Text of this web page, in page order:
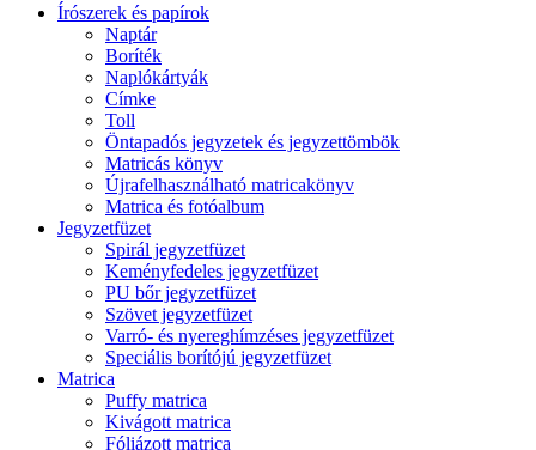
Írószerek és papírok
Naptár
Boríték
Naplókártyák
Címke
Toll
Öntapadós jegyzetek és jegyzettömbök
Matricás könyv
Újrafelhasználható matricakönyv
Matrica és fotóalbum
Jegyzetfüzet
Spirál jegyzetfüzet
Keményfedeles jegyzetfüzet
PU bőr jegyzetfüzet
Szövet jegyzetfüzet
Varró- és nyereghímzéses jegyzetfüzet
Speciális borítójú jegyzetfüzet
Matrica
Puffy matrica
Kivágott matrica
Fóliázott matrica